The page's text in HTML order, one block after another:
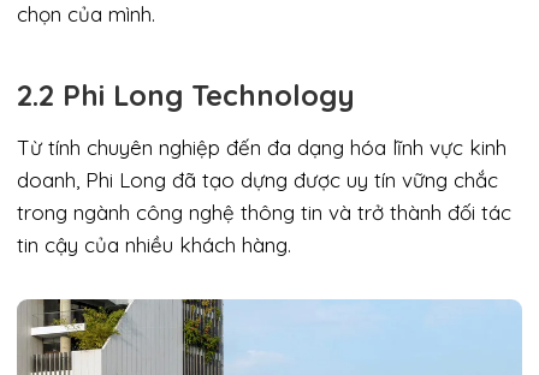
chọn của mình.
2.2 Phi Long Technology
Từ tính chuyên nghiệp đến đa dạng hóa lĩnh vực kinh
doanh, Phi Long đã tạo dựng được uy tín vững chắc
trong ngành công nghệ thông tin và trở thành đối tác
tin cậy của nhiều khách hàng.